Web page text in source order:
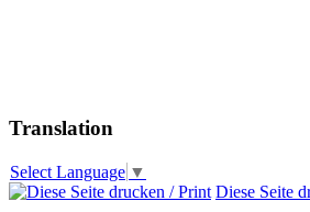
Translation
Select Language ▼
Diese Seite